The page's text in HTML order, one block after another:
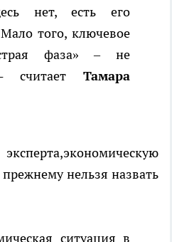
нет, есть его
того, ключевое
фаза» – не
- считает Тамара
нельзя назвать
ситуация в